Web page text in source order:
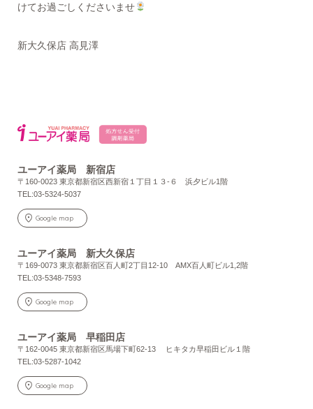
けてお過ごしくださいませ
新大久保店 高見澤
ユーアイ薬局 新宿店
〒160-0023 東京都新宿区西新宿１丁目１３-６ 浜夕ビル1階
TEL:03-5324-5037
Google map
ユーアイ薬局 新大久保店
〒169-0073 東京都新宿区百人町2丁目12-10 AMX百人町ビル1,2階
TEL:03-5348-7593
Google map
ユーアイ薬局 早稲田店
〒162-0045 東京都新宿区馬場下町62-13 ヒキタカ早稲田ビル１階
TEL:03-5287-1042
Google map